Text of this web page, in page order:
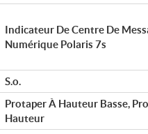
Indicateur De Centre De
Numérique Polaris 7s
S.o.
Protaper À Hauteur Basse,
Hauteur